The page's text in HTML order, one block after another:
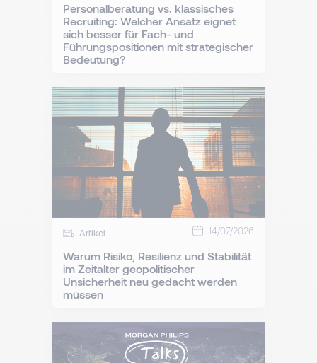
Personalberatung vs. klassisches
Recruiting: Welcher Ansatz eignet
sich besser für Fach- und
Führungspositionen mit strategischer
Bedeutung?
Artikel 14/07/2026
Warum Risiko, Resilienz und Stabilität
im Zeitalter geopolitischer
Unsicherheit neu gedacht werden
müssen